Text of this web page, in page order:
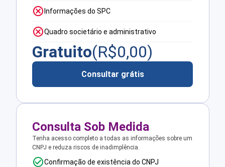
Informações do SPC
Quadro societário e administrativo
Gratuito(R$0,00)
Consultar grátis
Consulta Sob Medida
Tenha acesso completo a todas as informações sobre um
CNPJ e reduza riscos de inadimplência.
Confirmação de existência do CNPJ